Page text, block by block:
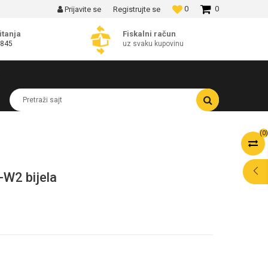
MOGUĆNOST BESPLATNE ISPORUKE! 0
0
Prijavite se Registrujte se
Fiskalni račun
uz svaku kupovinu
Pretraži sajt
(0)
bijela